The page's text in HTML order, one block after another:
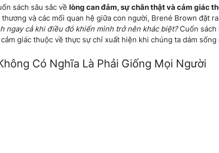
sách sâu sắc về lòng can đảm, sự chân thật và cảm giác
và các mối quan hệ giữa con người, Brené Brown đặt
ngay cả khi điều đó khiến mình trở nên khác biệt?Cuốn sách
giác thuộc về thực sự chỉ xuất hiện khi chúng ta dám sống
Có Nghĩa Là Phải Giống Mọi Người